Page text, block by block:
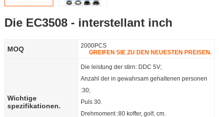
können ihr
anbieten.
Die EC3508 - interstellant inch
MOQ
2000PCS
GREIFEN SIE ZU DEN NEUESTEN PREISEN.
Wichtige
spezifikationen.
Die leistung der stirn: DDC 5V;
Anzahl der in gewahrsam gehaltenen personen
:30;
Puls 30.
Drehmoment :80 koffer, golf, cm.